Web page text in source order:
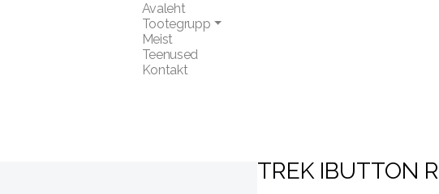
Avaleht
Tootegrupp
Meist
Teenused
Kontakt
TREK IBUTTON